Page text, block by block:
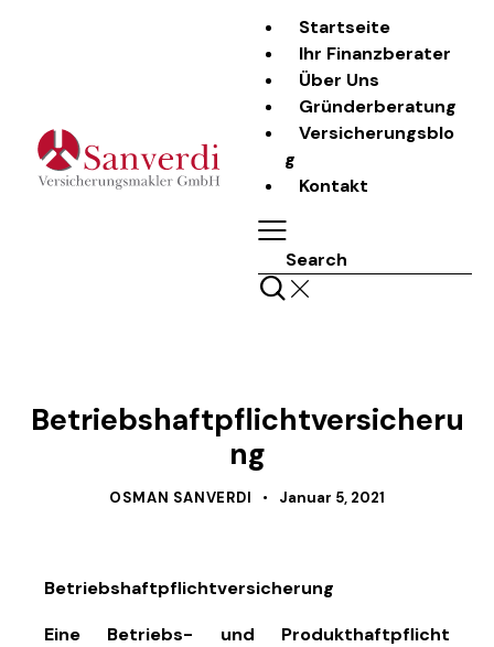
Startseite
Ihr Finanzberater
Über Uns
Gründerberatung
Versicherungsblo
g
Kontakt
Search
Betriebshaftpflichtversicheru
ng
OSMAN SANVERDI Januar 5, 2021
Betriebshaftpflichtversicherung
Eine Betriebs- und Produkthaftpflicht